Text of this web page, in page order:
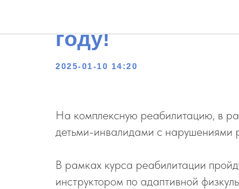
Сегодня
году!
2025-01-10 14:20
На комплексную реабилитацию, в
детьми-инвалидами с нарушениями
В рамках курса реабилитации
инструктором по адаптивной